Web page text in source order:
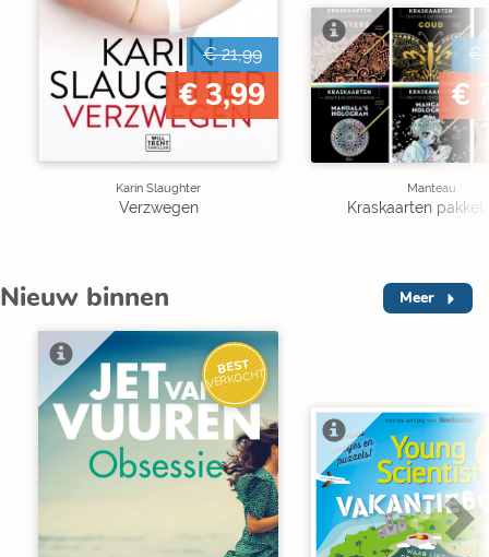
€ 21,99
€ 3,99
Karin Slaughter
Verzwegen
€
€
Manteau
Kraskaarten pakket
Nieuw binnen Meer
BEST
VERKOCHT